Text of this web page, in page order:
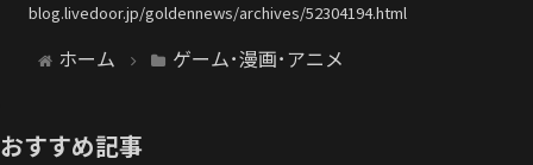
blog.livedoor.jp/goldennews/archives/52304194.html
ホーム ゲーム･漫画･アニメ
おすすめ記事